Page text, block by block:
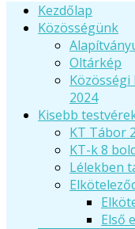
Kezdőlap
Közösségünk
Oltárkép
Közösségi
2024
Kisebb
KT Tábor
KT-k 8
Lélekben
Első